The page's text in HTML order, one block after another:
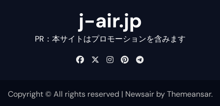
j-air.jp
PR：本サイトはプロモーションを含みます
Copyright © All rights reserved | NewsairbyThemeansar.